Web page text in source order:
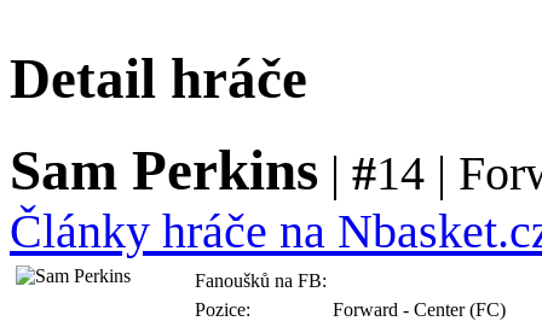
Detail hráče
Sam Perkins | #14 |
Články hráče na
Fanoušků na FB:
Pozice:
Forward - Center (FC)